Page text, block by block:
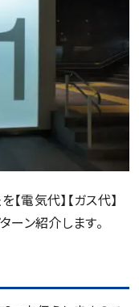
電気代】【ガス代】
ーン紹介します。